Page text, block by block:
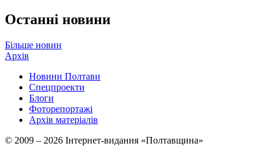
Останні новини
Більше новин
Архів
Новини Полтави
Спецпроекти
Блоги
Фоторепортажі
Архів матеріалів
© 2009 – 2026 Інтернет-видання «Полтавщина»